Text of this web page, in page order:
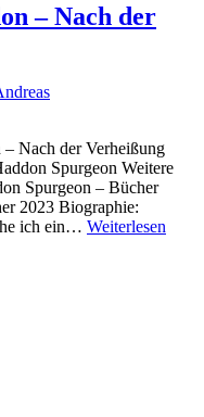
– Nach der
Nach der Verheißung
Spurgeon Weitere
Spurgeon – Bücher
2023 Biographie:
ich ein… Weiterlesen